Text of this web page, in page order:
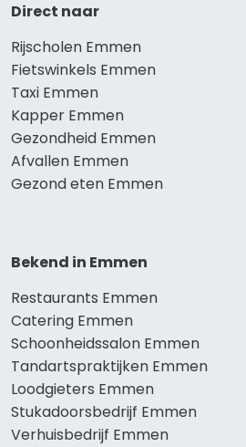
Direct naar
Rijscholen Emmen
Fietswinkels Emmen
Taxi Emmen
Kapper Emmen
Gezondheid Emmen
Afvallen Emmen
Gezond eten Emmen
Bekend in Emmen
Restaurants Emmen
Catering Emmen
Schoonheidssalon Emmen
Tandartspraktijken Emmen
Loodgieters Emmen
Stukadoorsbedrijf Emmen
Verhuisbedrijf Emmen